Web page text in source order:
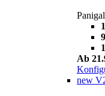
Ab
new